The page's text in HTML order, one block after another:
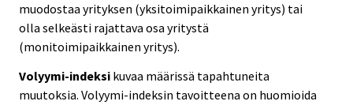
muodostaa yrityksen (yksitoimipaikkainen yritys) tai
olla selkeästi rajattava osa yritystä
(monitoimipaikkainen yritys).
Volyymi-indeksi kuvaa määrissä tapahtuneita
muutoksia. Volyymi-indeksin tavoitteena on huomioida